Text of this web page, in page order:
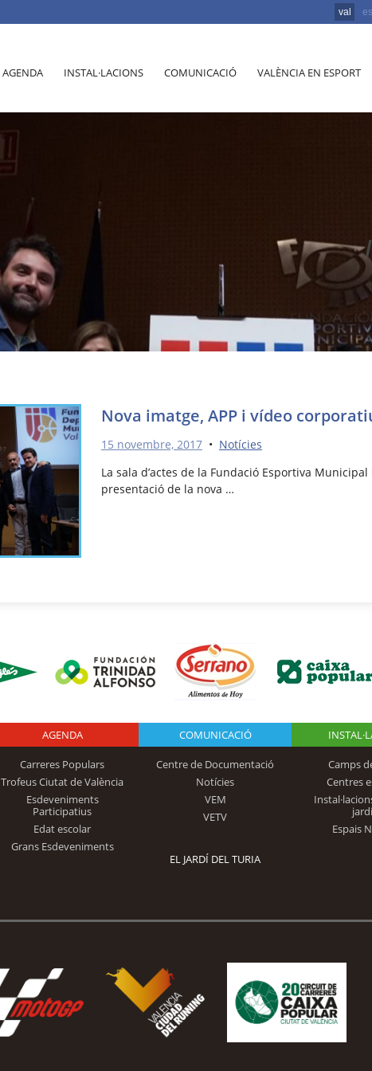
val es
AGENDA INSTAL·LACIONS COMUNICACIÓ VALÈNCIA EN ESPORT
Nova imatge, APP i vídeo
15 novembre, 2017• Notícies
La sala d’actes de la Fundació Esportiva
presentació de la nova …
Logo Fundación
Trinidad Alfonso
AGENDA
Carreres Populars
Trofeus Ciutat de València
Esdeveniments
Participatius
Edat escolar
Grans Esdeveniments
COMUNICACIÓ
Centre de Documentació
Notícies
VEM
VETV
Camps
Centres
Espais
EL JARDÍ DEL TURIA